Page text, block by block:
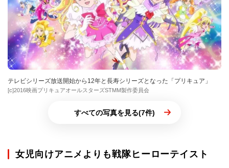
テレビシリーズ放送開始から12年と長寿シリーズとなった「プリキュア」
[c]2016映画プリキュアオールスターズSTMM製作委員会
すべての写真を見る(7件)
女児向けアニメよりも戦隊ヒーローテイスト